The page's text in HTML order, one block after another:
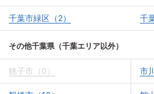
千葉市緑区（2） 千
その他千葉県（千葉エリア以外）
銚子市（0） 市